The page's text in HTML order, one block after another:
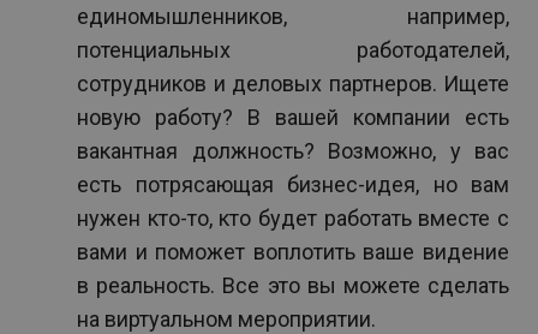
единомышленников, например,
потенциальных работодателей,
сотрудников и деловых партнеров. Ищете
новую работу? В вашей компании есть
вакантная должность? Возможно, у вас
есть потрясающая бизнес-идея, но вам
нужен кто-то, кто будет работать вместе с
вами и поможет воплотить ваше видение
в реальность. Все это вы можете сделать
на виртуальном мероприятии.